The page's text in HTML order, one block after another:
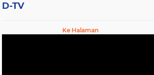
D-TV
Ke Halaman